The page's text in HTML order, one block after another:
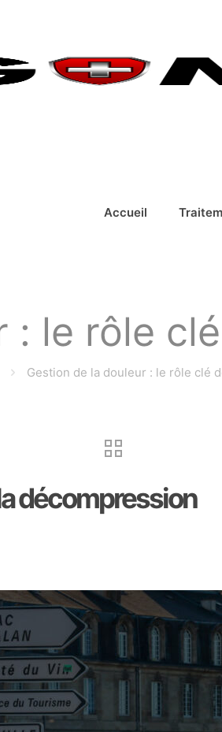
Accueil
: le rôle
Gestion de la douleur : le rôle clé
décompression